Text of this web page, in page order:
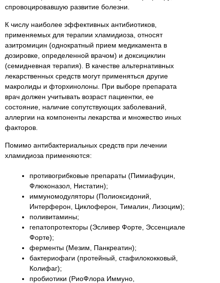
спровоцировавшую развитие болезни.
К числу наиболее эффективных антибиотиков,
применяемых для терапии хламидиоза, относят
азитромицин (однократный прием медикамента в
дозировке, определенной врачом) и доксициклин
(семидневная терапия). В качестве альтернативных
лекарственных средств могут применяться другие
макролиды и фторхинолоны. При выборе препарата
врач должен учитывать возраст пациентки, ее
состояние, наличие сопутствующих заболеваний,
аллергии на компоненты лекарства и множество иных
факторов.
Помимо антибактериальных средств при лечении
хламидиоза применяются:
противогрибковые препараты (Пимиафуцин,
Флюконазол, Нистатин);
иммуномодуляторы (Полиоксидоний,
Интерферон, Циклоферон, Тималин, Лизоцим);
поливитамины;
гепатопротекторы (Эсливер Форте, Эссенциале
Форте);
ферменты (Мезим, Панкреатин);
бактериофаги (протейный, стафилококковый,
Колифаг);
пробиотики (РиоФлора Иммуно,